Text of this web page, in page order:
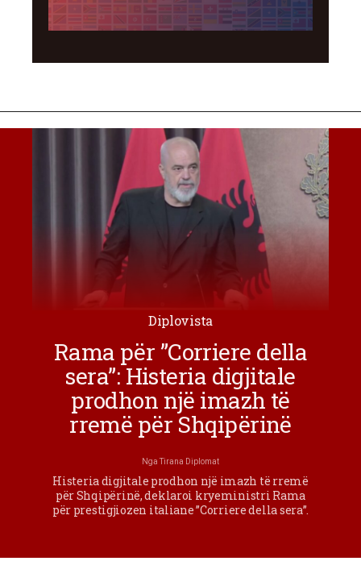
Diplovista
Rama për ”Corriere della
sera”: Histeria digjitale
prodhon një imazh të
rremë për Shqipërinë
NgaTirana Diplomat
Histeria digjitale prodhon një imazh të rremë
për Shqipërinë, deklaroi kryeministri Rama
për prestigjiozen italiane ”Corriere della sera”.